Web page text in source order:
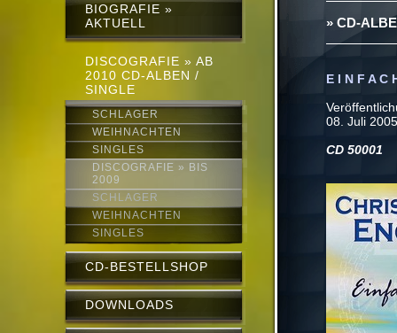
» CD-
E I N F A C
08. Juli 2005
CD 50001
BIOGRAFIE »
AKTUELL
DISCOGRAFIE » AB
2010 CD-ALBEN /
SINGLE
SCHLAGER
WEIHNACHTEN
SINGLES
DISCOGRAFIE » BIS
2009
SCHLAGER
WEIHNACHTEN
SINGLES
CD-BESTELLSHOP
DOWNLOADS